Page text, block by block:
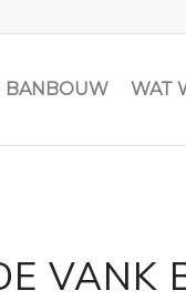
BANBOUW WAT
VANK